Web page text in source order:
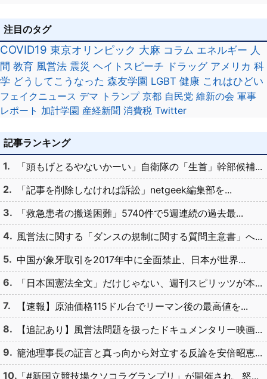
注目のタグ
COVID19 東京オリンピック 大麻 コラム エネルギー 人
間 教育 風営法 震災 ヘイトスピーチ ドラッグ アメリカ 科
学 どうしてこうなった 森友学園 LGBT 健康 これはひどい
フェイクニュース デマ トランプ 京都 自民党 維新の会 軍事
レポート 加計学園 産経新聞 消費税 Twitter
記事ランキング
「頭もげとるやないかーい」自衛隊の「生首」幹部候補...
「記事を削除しなければ訴訟」netgeek編集部を...
「救急患者の搬送困難」5740件で5週連続の過去最...
風営法に関する「ダンスの規制に関する質問主意書」へ...
中国が象牙取引を2017年中に全面禁止、日本が世界...
「日本国憲法全文」だけじゃない、週刊スピリッツが本...
【速報】原油価格115ドル台でリーマン後の最高値を...
【追記あり】風営法問題を扱ったドキュメンタリー映画...
籠池理事長の証言と真っ向から対立する反論を安倍昭恵...
「#新国立競技場クソコラグランプリ」が開催され、怒...